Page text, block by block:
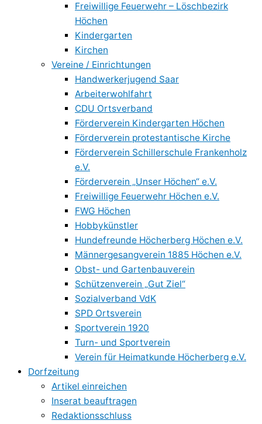
Freiwillige Feuerwehr – Löschbezirk
Höchen
Kindergarten
Kirchen
Vereine / Einrichtungen
Handwerkerjugend Saar
Arbeiterwohlfahrt
CDU Ortsverband
Förderverein Kindergarten Höchen
Förderverein protestantische Kirche
Förderverein Schillerschule Frankenholz
e.V.
Förderverein „Unser Höchen“ e.V.
Freiwillige Feuerwehr Höchen e.V.
FWG Höchen
Hobbykünstler
Hundefreunde Höcherberg Höchen e.V.
Männergesangverein 1885 Höchen e.V.
Obst- und Gartenbauverein
Schützenverein „Gut Ziel“
Sozialverband VdK
SPD Ortsverein
Sportverein 1920
Turn- und Sportverein
Verein für Heimatkunde Höcherberg e.V.
Dorfzeitung
Artikel einreichen
Inserat beauftragen
Redaktionsschluss